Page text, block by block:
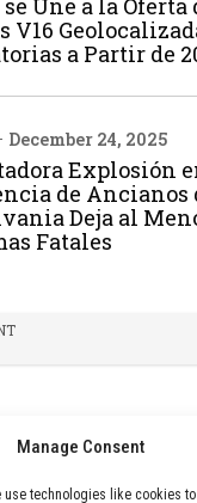
Manage Consent
use technologies like cookies
Une a la Oferta
V16
a Partir de
December 24, 2025
Explosión
de Ancianos
Deja al
Fatales